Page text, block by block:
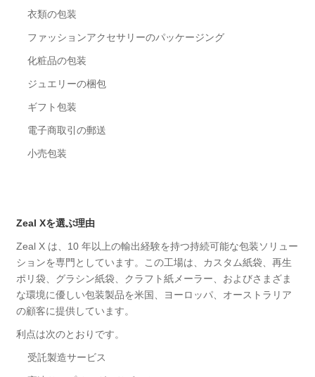
衣類の包装
ファッションアクセサリーのパッケージング
化粧品の包装
ジュエリーの梱包
ギフト包装
電子商取引の郵送
小売包装
Zeal Xを選ぶ理由
Zeal X は、10 年以上の輸出経験を持つ持続可能な包装ソリュー
ションを専門としています。この工場は、カスタム紙袋、再生
ポリ袋、グラシン紙袋、クラフト紙メーラー、およびさまざま
な環境に優しい包装製品を米国、ヨーロッパ、オーストラリア
の顧客に提供しています。
利点は次のとおりです。
受託製造サービス